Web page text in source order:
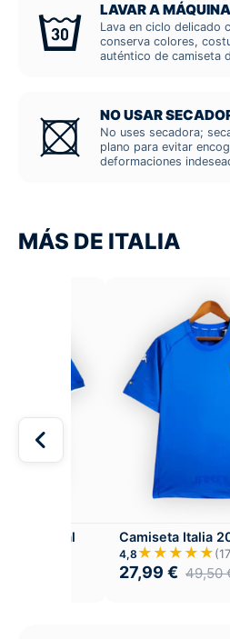
LAVAR A
Lava en ciclo delicado
conserva colores,
auténtico de camiseta
NO USAR
No uses secadora;
plano para evitar
deformaciones
MÁS DE ITALIA
1998 Local Camiseta Italia
4,8 ★★★★★
27,99 € 49,50